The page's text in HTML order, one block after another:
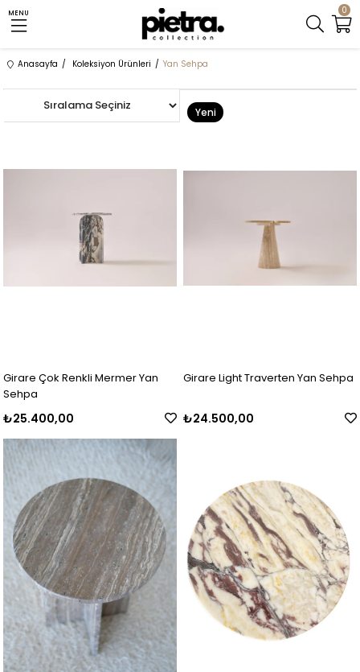
0
MENU
Anasayfa Koleksiyon Ürünleri Yan Sehpa
Girare Çok Renkli Mermer Yan
Sehpa
₺25.400,00
Girare Light Traverten Yan Sehpa
₺24.500,00
Yeni